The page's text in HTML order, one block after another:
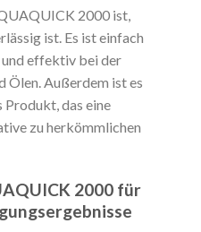
2000 ist,
ist. Es ist einfach
und effektiv bei der
Ölen. Außerdem ist es
das eine
zu herkömmlichen
2000 für